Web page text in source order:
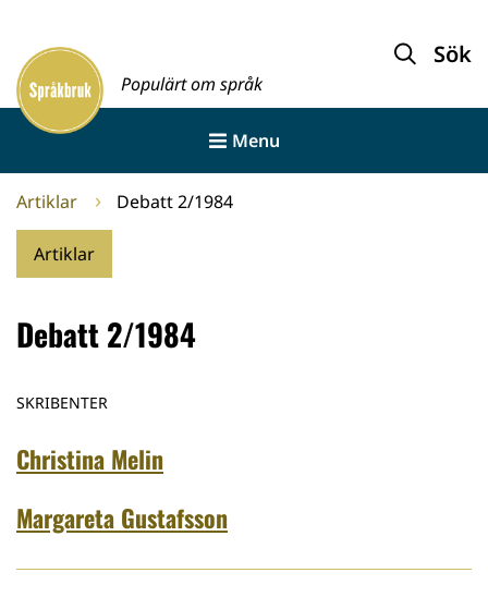
innehållet
Framsida
Populärt om språk
Sök
Menu
Artiklar Debatt 2/1984
Artiklar
Debatt 2/1984
SKRIBENTER
Christina Melin
Margareta Gustafsson